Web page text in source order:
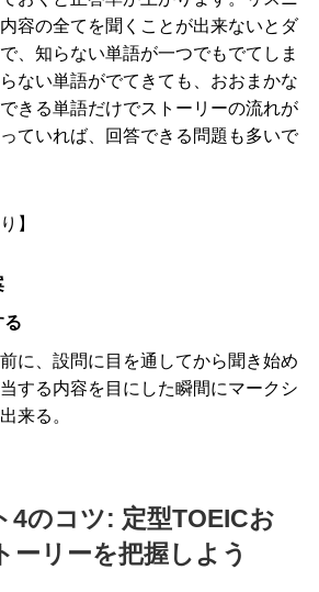
容の全てを聞くことが出来ないとダ
、知らない単語が一つでもでてしま
ない単語がでてきても、おおまかな
きる単語だけでストーリーの流れが
ていれば、回答できる問題も多いで
】
る
に、設問に目を通してから聞き始め
する内容を目にした瞬間にマークシ
来る。
4のコツ: 定型TOEICお
ーリーを把握しよう